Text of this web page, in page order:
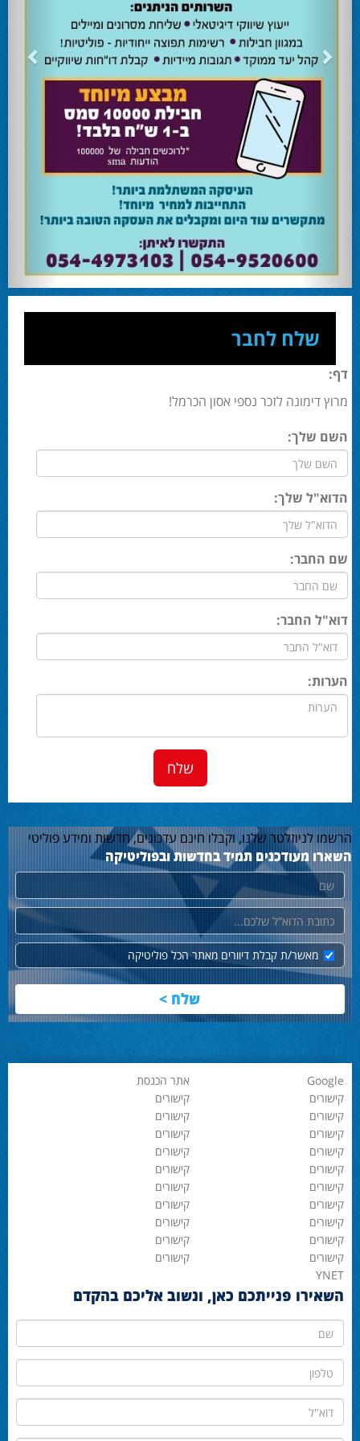
השרה מירי רגב קוראת לבוא ולהצביע ולהשפיע 24.02.24
השרה מירי רגב קוראת לבוא ולהצביע ולהשפיע בבחירות המוניציפליות שיתקיימו ביום
אוהד שגב הפסיד בעכו
עמיחי בן שלוש מקורבו של השר ניר ברקת ניצח את הבחירות בעכו ויכהן כראש העיר.
מחל זכתה במנדט אחד בבאר שבע
עו''ד אמנון כהן שעומד בראש רשימת מחל למועצת העיר זכה במנדט אחד ואילו שמעון
בוקר שהתמודד אף הוא למועצה לא הצליח להיבחר.
המשבר בליכוד העולמי 23.10.24
האם ההסכם של מיקי זוהר מחזק את הימין או השמאל? האם ההסכם חוקי או לא?שמירה
או הדחה? ומה יחליט בעתיד המרכז? עוד שנה בחירות בליכוד העולמי . הכל במגזין
המלא - עמ' 4.
שלח לחבר
דף:
מרוץ דימונה לזכר נספי אסון הכרמל!
השם שלך:
הדוא"ל שלך:
שם החבר:
דוא"ל החבר:
הערות:
הרשמו לניוזלטר שלנו, וקבלו חינם עדכונים, חדשות ומידע פוליטי
השארו מעודכנים תמיד בחדשות ובפוליטיקה
שם
דוא"ל
מאשר/ת קבלת דיוורים מאתר הכל פוליטיקה
Google אתר הכנסת
YNET
קישורים קישורים
קישורים קישורים
קישורים קישורים
קישורים קישורים
קישורים קישורים
קישורים קישורים
קישורים קישורים
קישורים קישורים
קישורים קישורים
קישורים קישורים
השאירו פנייתכם כאן, ונשוב אליכם בהקדם
שם
טלפון
דוא"ל